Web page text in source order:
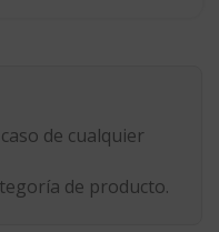
caso de cualquier
de producto.